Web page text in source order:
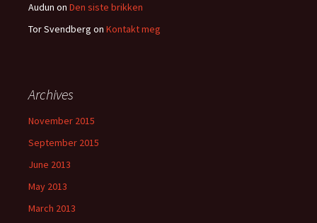
Audun on Den siste brikken
Tor Svendberg on Kontakt meg
Archives
November 2015
September 2015
June 2013
May 2013
March 2013